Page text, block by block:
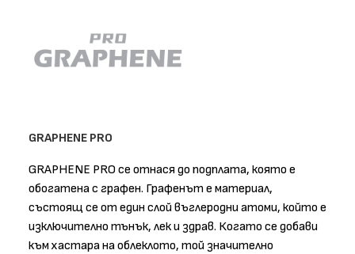
GRAPHENE PRO
GRAPHENE PRO се отнася до подплата, която е
обогатена с графен. Графенът е материал,
състоящ се от един слой въглеродни атоми, който е
изключително тънък, лек и здрав. Когато се добави
към хастара на облеклото, той значително